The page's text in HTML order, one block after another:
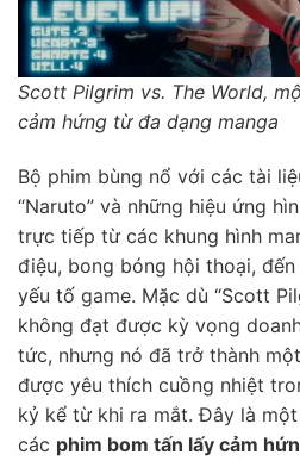
Scott Pilgrim vs. The World,
cảm hứng từ đa dạng manga
Bộ phim bùng nổ với các tài
“Naruto” và những hiệu ứng
trực tiếp từ các khung hình
điệu, bong bóng hội thoại,
yếu tố game. Mặc dù “Scott
không đạt được kỳ vọng
tức, nhưng nó đã trở thành
được yêu thích cuồng nhiệt
kỷ kể từ khi ra mắt. Đây là
các phim bom tấn lấy cảm